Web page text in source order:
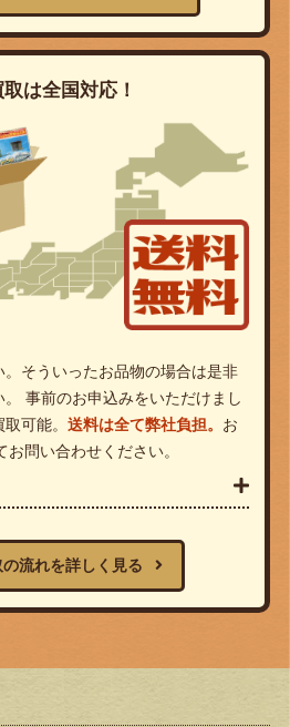
は全国対応！
そういったお品物の場合は是非
事前のお申込みをいただけまし
可能。 送料は全て弊社負担。 お
問い合わせください。
流れを詳しく見る